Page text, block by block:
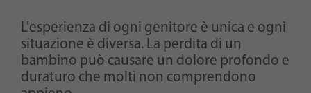
L'esperienza di ogni genitore è unica e ogni
situazione è diversa. La perdita di un
bambino può causare un dolore profondo e
duraturo che molti non comprendono